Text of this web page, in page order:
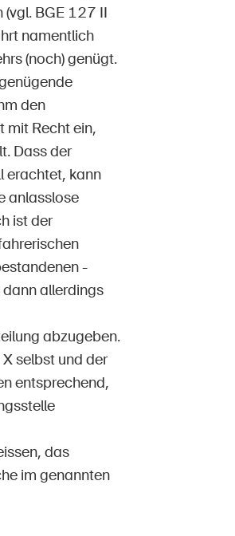
(vgl. BGE 127 II
namentlich
(noch) genügt.
den
mit Recht ein,
Dass der
erachtet, kann
anlasslose
ist der
-
allerdings
abzugeben.
selbst und der
entsprechend,
das
im genannten